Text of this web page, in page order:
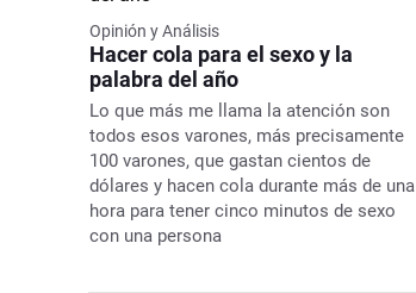
Opinión y Análisis
Hacer cola para el sexo y la
palabra del año
Lo que más me llama la atención son
todos esos varones, más precisamente
100 varones, que gastan cientos de
dólares y hacen cola durante más de una
hora para tener cinco minutos de sexo
con una persona